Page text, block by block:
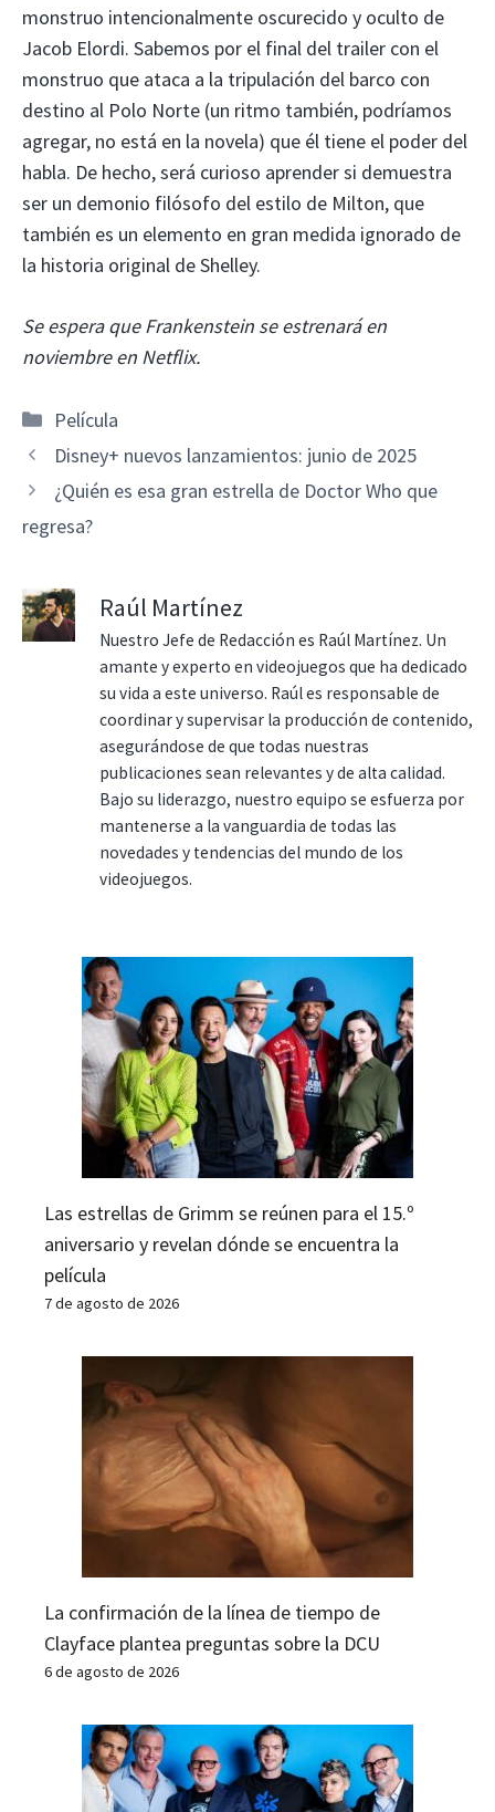
monstruo intencionalmente oscurecido y oculto de
Jacob Elordi. Sabemos por el final del trailer con el
monstruo que ataca a la tripulación del barco con
destino al Polo Norte (un ritmo también, podríamos
agregar, no está en la novela) que él tiene el poder del
habla. De hecho, será curioso aprender si demuestra
ser un demonio filósofo del estilo de Milton, que
también es un elemento en gran medida ignorado de
la historia original de Shelley.
Se espera que Frankenstein se estrenará en
noviembre en Netflix.
Categorías
Película
Disney+ nuevos lanzamientos: junio de 2025
¿Quién es esa gran estrella de Doctor Who que
regresa?
Raúl Martínez
Nuestro Jefe de Redacción es Raúl Martínez. Un
amante y experto en videojuegos que ha dedicado
su vida a este universo. Raúl es responsable de
coordinar y supervisar la producción de contenido,
asegurándose de que todas nuestras
publicaciones sean relevantes y de alta calidad.
Bajo su liderazgo, nuestro equipo se esfuerza por
mantenerse a la vanguardia de todas las
novedades y tendencias del mundo de los
videojuegos.
Las estrellas de Grimm se reúnen para el 15.º
aniversario y revelan dónde se encuentra la
película
7 de agosto de 2026
La confirmación de la línea de tiempo de
Clayface plantea preguntas sobre la DCU
6 de agosto de 2026